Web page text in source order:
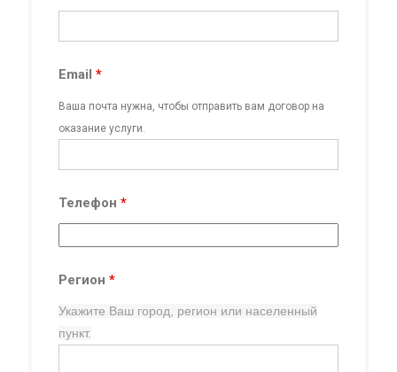
Email *
Ваша почта нужна, чтобы отправить вам договор на
оказание услуги.
Телефон *
Регион *
Укажите Ваш город, регион или населенный
пункт.